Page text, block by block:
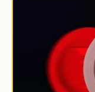
اکس با بیت